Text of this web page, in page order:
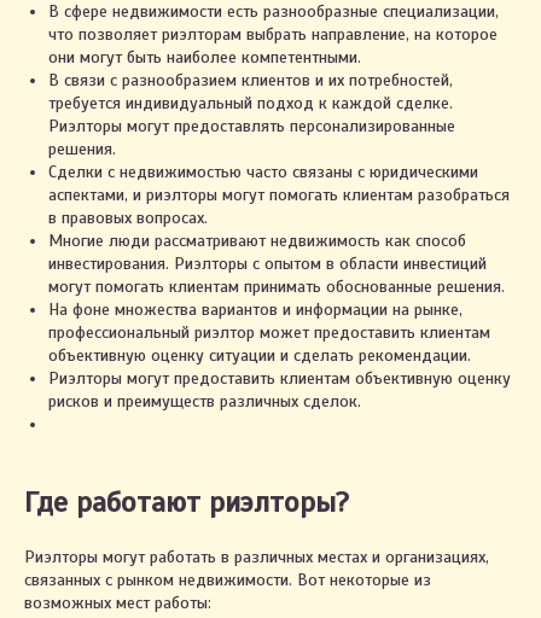
В сфере недвижимости есть разнообразные специализации,
что позволяет риэлторам выбрать направление, на которое
они могут быть наиболее компетентными.
В связи с разнообразием клиентов и их потребностей,
требуется индивидуальный подход к каждой сделке.
Риэлторы могут предоставлять персонализированные
решения.
Сделки с недвижимостью часто связаны с юридическими
аспектами, и риэлторы могут помогать клиентам разобраться
в правовых вопросах.
Многие люди рассматривают недвижимость как способ
инвестирования. Риэлторы с опытом в области инвестиций
могут помогать клиентам принимать обоснованные решения.
На фоне множества вариантов и информации на рынке,
профессиональный риэлтор может предоставить клиентам
объективную оценку ситуации и сделать рекомендации.
Риэлторы могут предоставить клиентам объективную оценку
рисков и преимуществ различных сделок.
Где работают риэлторы?
Риэлторы могут работать в различных местах и организациях,
связанных с рынком недвижимости. Вот некоторые из
возможных мест работы: